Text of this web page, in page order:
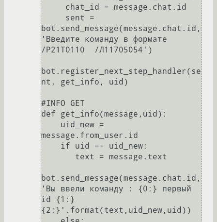
bot.send_message(message.chat.id,
'Введите команду в формате
/P21T0110  /Л11705054')
bot.register_next_step_handler(se
nt, get_info, uid)
#INFO GET
def get_info(message,uid):
message.from_user.id
bot.send_message(message.chat.id,
'Вы ввели команду : {0:} первый
id {1:}
{2:}'.format(text,uid_new,uid))